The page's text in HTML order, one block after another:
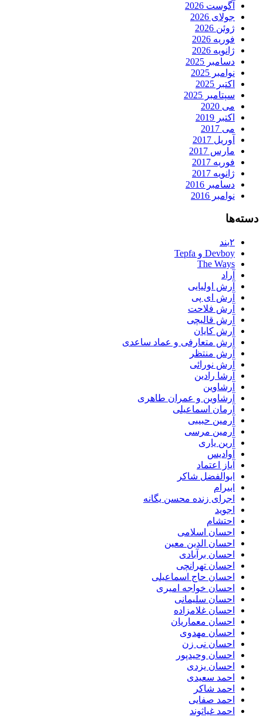
آگوست 2026
جولای 2026
ژوئن 2026
فوریه 2026
ژانویه 2026
دسامبر 2025
نوامبر 2025
اکتبر 2025
سپتامبر 2025
می 2020
اکتبر 2019
می 2017
آوریل 2017
مارس 2017
فوریه 2017
ژانویه 2017
دسامبر 2016
نوامبر 2016
دسته‌ها
۲بند
Devboy و Tepfa
The Ways
آراد
آرش اولیایی
آرش ای پی
آرش فلاحت
آرش قالیچی
آرش کایان
آرش متعارفی و عماد ساعدی
آرش منتظر
آرش نورائی
آرشا رادین
آرشاوین
آرشاوین و عمران طاهری
آرمان اسماعیلی
آرمین حبیبی
آرمین مرسی
آرین یاری
آوادیس
آیاز اعتماد
ابوالفضل شاکر
ابیرام
اجرای زنده محسن یگانه
اجوید
احتشام
احسان اسلامی
احسان الدین معین
احسان برآبادی
احسان تهرانچی
احسان حاج اسماعیلی
احسان خواجه امیری
احسان سلیمانی
احسان غلامزاده
احسان معماریان
احسان مهدوی
احسان نی زن
احسان وحیدپور
احسان یزدی
احمد سعیدی
احمد شاکر
احمد صفایی
احمد غیاثوند